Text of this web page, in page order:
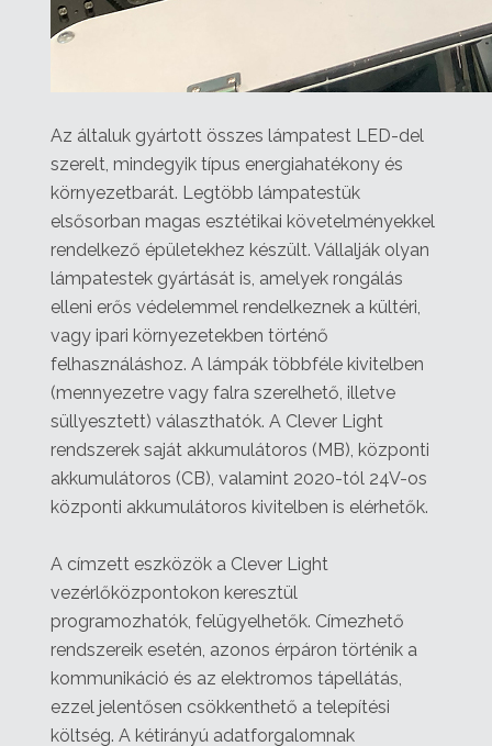
Az általuk gyártott összes lámpatest LED-del
szerelt, mindegyik típus energiahatékony és
környezetbarát. Legtöbb lámpatestük
elsősorban magas esztétikai követelményekkel
rendelkező épületekhez készült. Vállalják olyan
lámpatestek gyártását is, amelyek rongálás
elleni erős védelemmel rendelkeznek a kültéri,
vagy ipari környezetekben történő
felhasználáshoz. A lámpák többféle kivitelben
(mennyezetre vagy falra szerelhető, illetve
süllyesztett) választhatók. A Clever Light
rendszerek saját akkumulátoros (MB), központi
akkumulátoros (CB), valamint 2020-tól 24V-os
központi akkumulátoros kivitelben is elérhetők.
A címzett eszközök a Clever Light
vezérlőközpontokon keresztül
programozhatók, felügyelhetők. Címezhető
rendszereik esetén, azonos érpáron történik a
kommunikáció és az elektromos tápellátás,
ezzel jelentősen csökkenthető a telepítési
költség. A kétirányú adatforgalomnak